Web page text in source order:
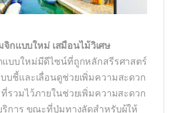
จิกแบบใหม่ เสมือนไม้วิเศษ
แบบใหม่มีดีไซน์ที่ถูกหลักสรีรศาสตร์
บชี้และเลื่อนดูช่วยเพิ่มความสะดวก
รวมไว้ภายในช่วยเพิ่มความสะดวก
ริการ ขณะที่ปุ่มทางลัดสำหรับผู้ให้